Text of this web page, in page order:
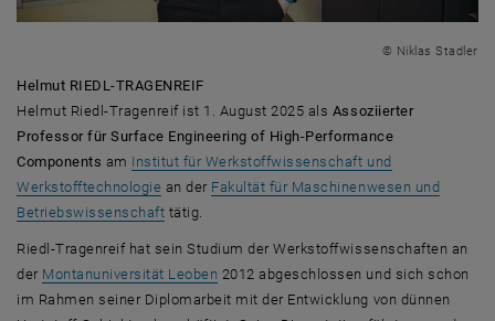
© Niklas Stadler
Helmut RIEDL-TRAGENREIF
Helmut Riedl-Tragenreif ist 1. August 2025 als Assoziierter
Professor für Surface Engineering of High-Performance
Components am Institut für Werkstoffwissenschaft und
Werkstofftechnologie an der Fakultät für Maschinenwesen und
Betriebswissenschaft tätig.
Riedl-Tragenreif hat sein Studium der Werkstoffwissenschaften an
der Montanuniversität Leoben , öffnet eine externe URL in einem neuen
2012 abgeschlossen und sich schon
im Rahmen seiner Diplomarbeit mit der Entwicklung von dünnen